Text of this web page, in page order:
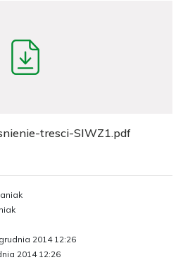
tresci-SIWZ1.pdf
2014 12:26
2014 12:26